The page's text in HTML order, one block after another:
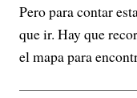
Pero para contar
que ir. Hay que
el mapa para